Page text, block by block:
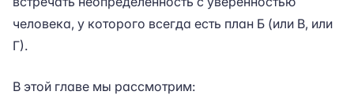
человека, у которого всегда есть план Б (или В, или
Г).
В этой главе мы рассмотрим: